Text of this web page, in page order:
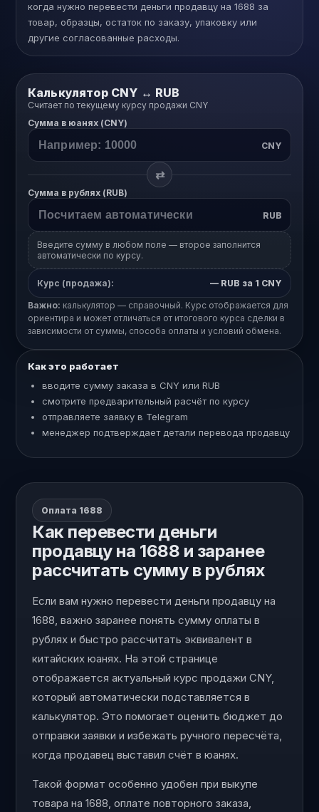
когда нужно перевести деньги продавцу на 1688 за
товар, образцы, остаток по заказу, упаковку или
другие согласованные расходы.
Калькулятор CNY ↔ RUB
Считает по текущему курсу продажи CNY
Сумма в юанях (CNY)
CNY
⇄
Сумма в рублях (RUB)
RUB
Введите сумму в любом поле — второе заполнится
автоматически по курсу.
Курс (продажа): — RUB за 1 CNY
Важно: калькулятор — справочный. Курс отображается для
ориентира и может отличаться от итогового курса сделки в
зависимости от суммы, способа оплаты и условий обмена.
Как это работает
вводите сумму заказа в CNY или RUB
смотрите предварительный расчёт по курсу
отправляете заявку в Telegram
менеджер подтверждает детали перевода продавцу
Оплата 1688
Как перевести деньги
продавцу на 1688 и заранее
рассчитать сумму в рублях
Если вам нужно перевести деньги продавцу на
1688, важно заранее понять сумму оплаты в
рублях и быстро рассчитать эквивалент в
китайских юанях. На этой странице
отображается актуальный курс продажи CNY,
который автоматически подставляется в
калькулятор. Это помогает оценить бюджет до
отправки заявки и избежать ручного пересчёта,
когда продавец выставил счёт в юанях.
Такой формат особенно удобен при выкупе
товара на 1688, оплате повторного заказа,